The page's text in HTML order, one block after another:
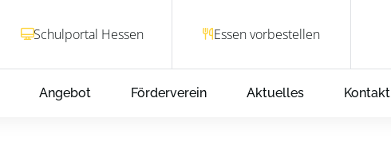
Schulportal Hessen Essen vorbestellen
Angebot Förderverein Aktuelles Kontakt